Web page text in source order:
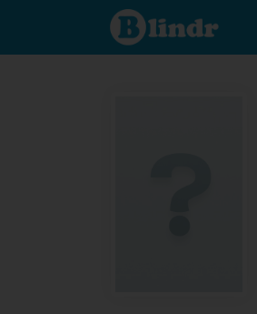
Poznej co je
pod maskou.
Seznamovací